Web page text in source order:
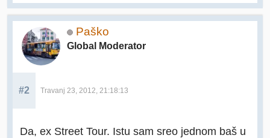
Paško
Global Moderator
#2 Travanj 23, 2012, 21:18:13
Da, ex Street Tour. Istu sam sreo jednom baš u